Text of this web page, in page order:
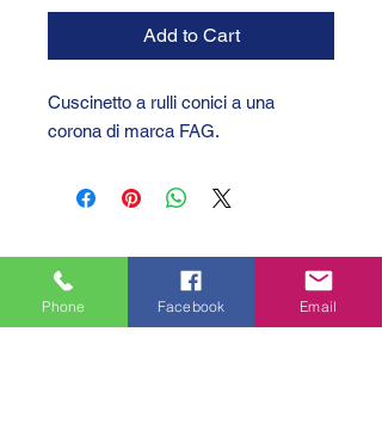
Add to Cart
Cuscinetto a rulli conici a una
corona di marca FAG.
Phone Facebook Email